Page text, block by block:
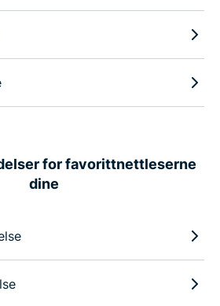
for favorittnettleserne
dine